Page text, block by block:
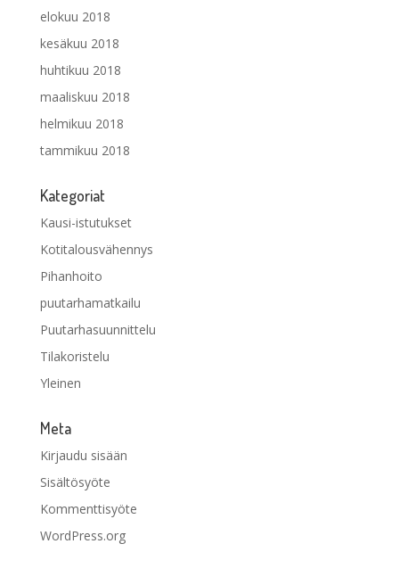
elokuu 2018
kesäkuu 2018
huhtikuu 2018
maaliskuu 2018
helmikuu 2018
tammikuu 2018
Kategoriat
Kausi-istutukset
Kotitalousvähennys
Pihanhoito
puutarhamatkailu
Puutarhasuunnittelu
Tilakoristelu
Yleinen
Meta
Kirjaudu sisään
Sisältösyöte
Kommenttisyöte
WordPress.org